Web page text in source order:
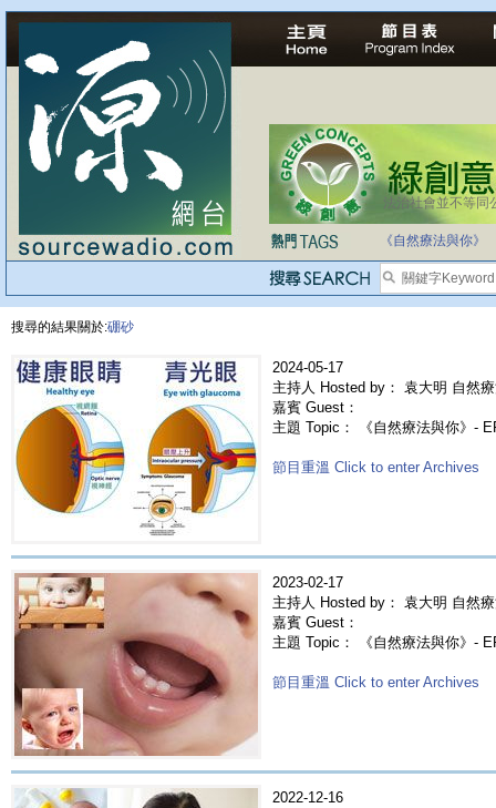
法治社會並不等同
自家教育合法化-
《自然療法與你》
搜尋的結果關於:硼砂
2024-05-17
主持人 Hosted by： 袁大明 自然
嘉賓 Guest：
主題 Topic： 《自然療法與你》-
節目重溫 Click to enter Archives
2023-02-17
主持人 Hosted by： 袁大明 自然
嘉賓 Guest：
主題 Topic： 《自然療法與你》-
節目重溫 Click to enter Archives
2022-12-16